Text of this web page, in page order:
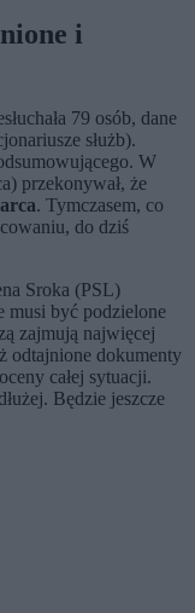
i
79 osób, dane
służb).
W
przekonywał, że
. Tymczasem, co
do dziś
Sroka (PSL)
musi być podzielone
zajmują najwięcej
odtajnione dokumenty
całej sytuacji.
Będzie jeszcze